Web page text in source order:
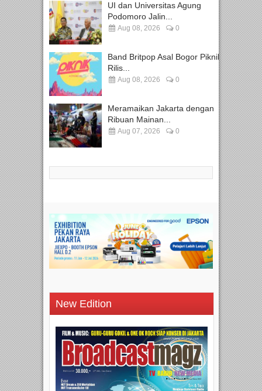
UI dan Universitas Agung
Podomoro Jalin...
Aug 08, 2026 0
Band Britpop Asal Bogor Piknik
Rilis...
Aug 08, 2026 0
Meramaikan Jakarta dengan
Ribuan Mainan...
Aug 07, 2026 0
New Edition